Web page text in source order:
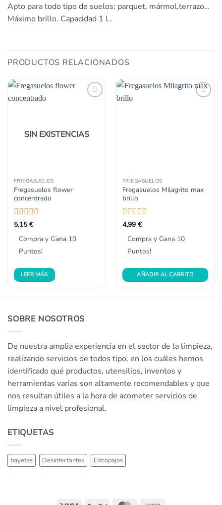
Apto para todo tipo de suelos: parquet, mármol,terrazo…
Máximo brillo. Capacidad 1 L.
PRODUCTOS RELACIONADOS
deseos
SIN EXISTENCIAS
FRIEGASUELOS
Fregasuelos flower
concentrado
Valorado
de
5,15 €
Compra y Gana 10
Puntos!
LEER MÁS
FRIEGASUELOS
Fregasuelos Milagrito max
brillo
Valorado
de
4,99 €
Compra y Gana 10
Puntos!
AÑADIR AL CARRITO
SOBRE NOSOTROS
De nuestra amplia experiencia en el sector de la limpieza,
realizando servicios de todos tipo, en los cuáles hemos
identificado qué productos, utensilios, inventos y
herramientas varias son altamente recomendables y que
nos resultan útiles a la hora de acometer servicios de
limpieza a nivel profesional.
ETIQUETAS
bayetas Desinfectantes Estropajos